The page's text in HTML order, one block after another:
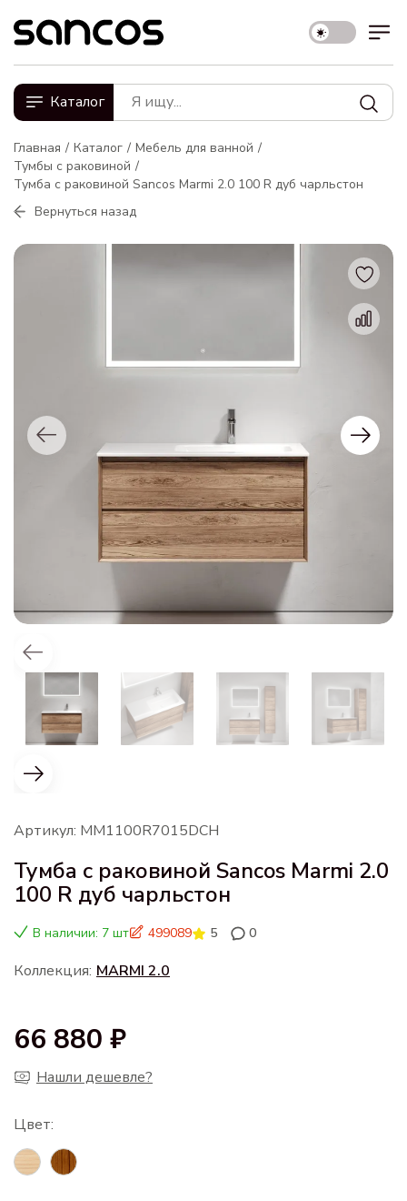
Каталог
Главная Каталог
Мебель для ванной
Тумбы с раковиной
Тумба с раковиной Sancos Marmi 2.0 100 R дуб чарльстон
Вернуться назад
Артикул: MM1100R7015DCH
Тумба с раковиной Sancos Marmi 2.0
100 R дуб чарльстон
В наличии: 7 шт 499089 5 0
Коллекция: MARMI 2.0
66 880 ₽
Нашли дешевле?